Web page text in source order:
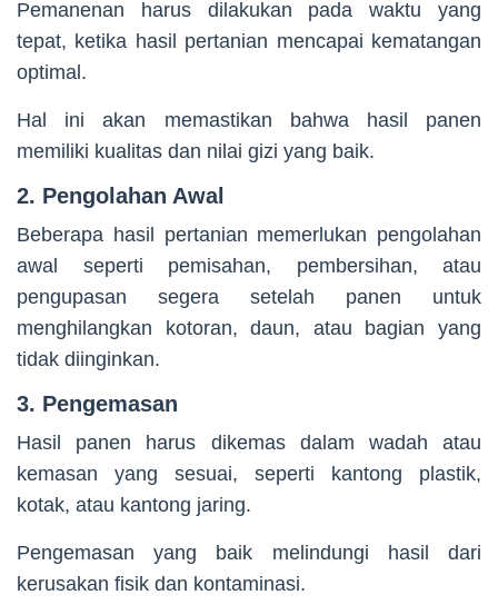
Pemanenan harus dilakukan pada waktu yang
tepat, ketika hasil pertanian mencapai kematangan
optimal.
Hal ini akan memastikan bahwa hasil panen
memiliki kualitas dan nilai gizi yang baik.
2. Pengolahan Awal
Beberapa hasil pertanian memerlukan pengolahan
awal seperti pemisahan, pembersihan, atau
pengupasan segera setelah panen untuk
menghilangkan kotoran, daun, atau bagian yang
tidak diinginkan.
3. Pengemasan
Hasil panen harus dikemas dalam wadah atau
kemasan yang sesuai, seperti kantong plastik,
kotak, atau kantong jaring.
Pengemasan yang baik melindungi hasil dari
kerusakan fisik dan kontaminasi.